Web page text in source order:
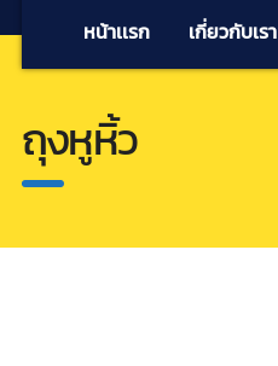
หน้าเเรก เกี่ยวกับเรา
ถุงหูหิ้ว